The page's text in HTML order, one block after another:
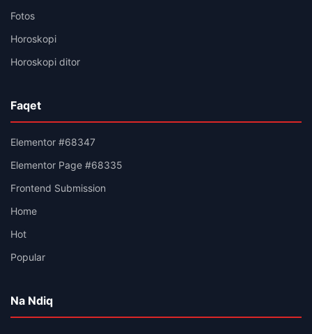
Fotos
Horoskopi
Horoskopi ditor
Faqet
Elementor #68347
Elementor Page #68335
Frontend Submission
Home
Hot
Popular
Na Ndiq